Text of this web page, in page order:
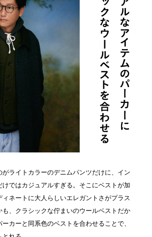
がライトカラーのデニムパンツだけに、イン
けではカジュアルすぎる。そこにベストが加
ィネートに大人らしいエレガントさがプラス
も、クラシックな佇まいのウールベストだか
カーと同系色のベストを合わせることで、